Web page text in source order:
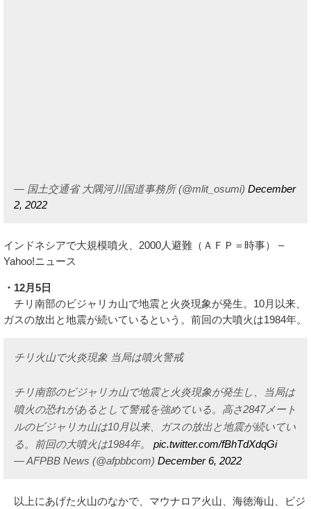
— 国土交通省 大隅河川国道事務所 (@mlit_osumi) December
2, 2022
インドネシアで大規模噴火、2000人避難（ＡＦＰ＝時事） –
Yahoo!ニュース
・12月5日
チリ南部のビジャリカ山で地震と火炎現象が発生。10月以来、
ガスの放出と地震が続いているという。前回の大噴火は1984年。
チリ火山で火炎現象 当局は噴火警戒
チリ南部のビジャリカ山で地震と火炎現象が発生し、当局は
噴火の恐れがあるとして警戒を強めている。高さ2847メート
ルのビジャリカ山は10月以来、ガスの放出と地震が続いてい
る。前回の大噴火は1984年。 pic.twitter.com/fBhTdXdqGi
— AFPBB News (@afpbbcom) December 6, 2022
以上にあげた火山のなかで、マウナロア火山、海徳海山、ビジ